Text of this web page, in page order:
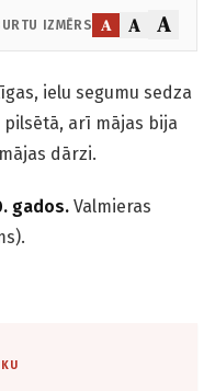
IZMĒRS A A A
ielu segumu sedza
arī mājas bija
dārzi.
gados. Valmieras